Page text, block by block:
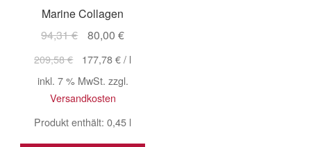
Marine Collagen
94,31€ Ursprünglicher
war:
94,31 €
80,00€Aktueller
ist:
80,00 €.
209,58€ 177,78€/ l
inkl. 7 % MwSt. zzgl.
Versandkosten
Produkt enthält: 0,45 l